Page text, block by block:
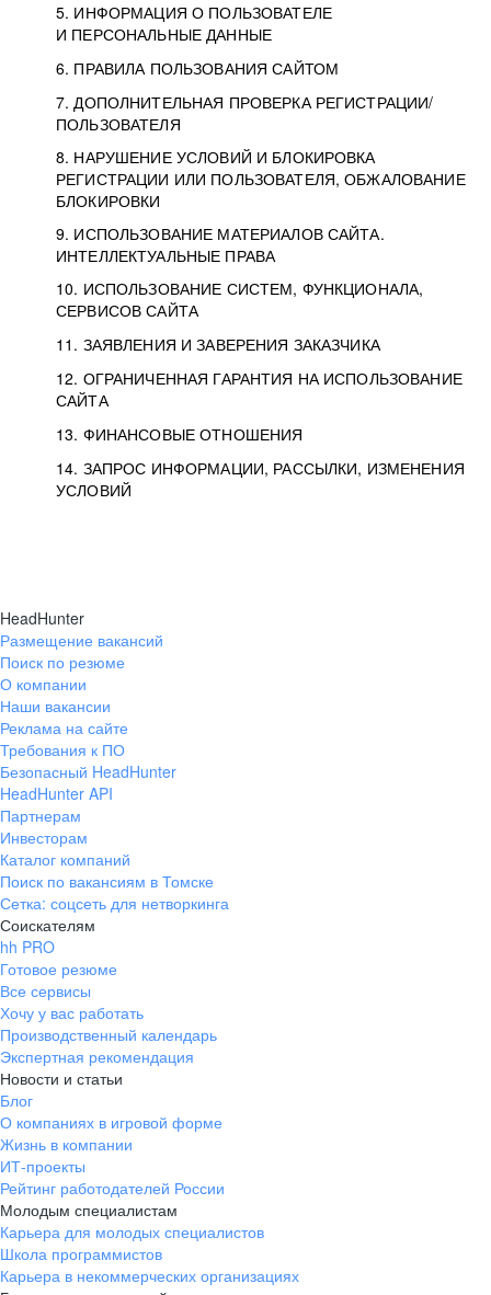
5. ИНФОРМАЦИЯ О ПОЛЬЗОВАТЕЛЕ
И ПЕРСОНАЛЬНЫЕ ДАННЫЕ
6. ПРАВИЛА ПОЛЬЗОВАНИЯ САЙТОМ
7. ДОПОЛНИТЕЛЬНАЯ ПРОВЕРКА РЕГИСТРАЦИИ/
ПОЛЬЗОВАТЕЛЯ
8. НАРУШЕНИЕ УСЛОВИЙ И БЛОКИРОВКА
РЕГИСТРАЦИИ ИЛИ ПОЛЬЗОВАТЕЛЯ, ОБЖАЛОВАНИЕ
БЛОКИРОВКИ
9. ИСПОЛЬЗОВАНИЕ МАТЕРИАЛОВ САЙТА.
ИНТЕЛЛЕКТУАЛЬНЫЕ ПРАВА
10. ИСПОЛЬЗОВАНИЕ СИСТЕМ, ФУНКЦИОНАЛА,
СЕРВИСОВ САЙТА
11. ЗАЯВЛЕНИЯ И ЗАВЕРЕНИЯ ЗАКАЗЧИКА
12. ОГРАНИЧЕННАЯ ГАРАНТИЯ НА ИСПОЛЬЗОВАНИЕ
САЙТА
13. ФИНАНСОВЫЕ ОТНОШЕНИЯ
14. ЗАПРОС ИНФОРМАЦИИ, РАССЫЛКИ, ИЗМЕНЕНИЯ
УСЛОВИЙ
HeadHunter
Размещение вакансий
Поиск по резюме
О компании
Наши вакансии
Реклама на сайте
Требования к ПО
Безопасный HeadHunter
HeadHunter API
Партнерам
Инвесторам
Каталог компаний
Поиск по вакансиям в Томске
Сетка: соцсеть для нетворкинга
Соискателям
hh PRO
Готовое резюме
Все сервисы
Хочу у вас работать
Производственный календарь
Экспертная рекомендация
Новости и статьи
Блог
О компаниях в игровой форме
Жизнь в компании
ИТ-проекты
Рейтинг работодателей России
Молодым специалистам
Карьера для молодых специалистов
Школа программистов
Карьера в некоммерческих организациях